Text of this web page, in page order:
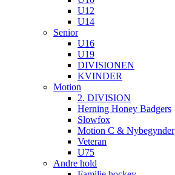
U12
U14
Senior
U16
U19
DIVISIONEN
KVINDER
Motion
2. DIVISION
Herning Honey Badgers
Slowfox
Motion C & Nybegynder
Veteran
U75
Andre hold